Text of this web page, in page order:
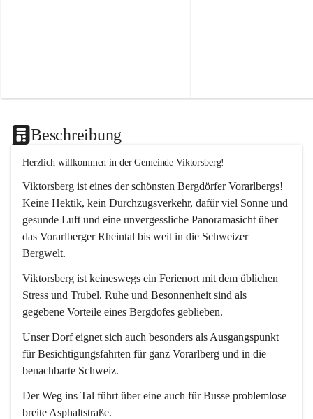
Beschreibung
Herzlich willkommen in der Gemeinde Viktorsberg!
Viktorsberg ist eines der schönsten Bergdörfer Vorarlbergs!
Keine Hektik, kein Durchzugsverkehr, dafür viel Sonne und
gesunde Luft und eine unvergessliche Panoramasicht über
das Vorarlberger Rheintal bis weit in die Schweizer
Bergwelt.
Viktorsberg ist keineswegs ein Ferienort mit dem üblichen
Stress und Trubel. Ruhe und Besonnenheit sind als
gegebene Vorteile eines Bergdofes geblieben.
Unser Dorf eignet sich auch besonders als Ausgangspunkt
für Besichtigungsfahrten für ganz Vorarlberg und in die
benachbarte Schweiz.
Der Weg ins Tal führt über eine auch für Busse problemlose
breite Asphaltstraße.